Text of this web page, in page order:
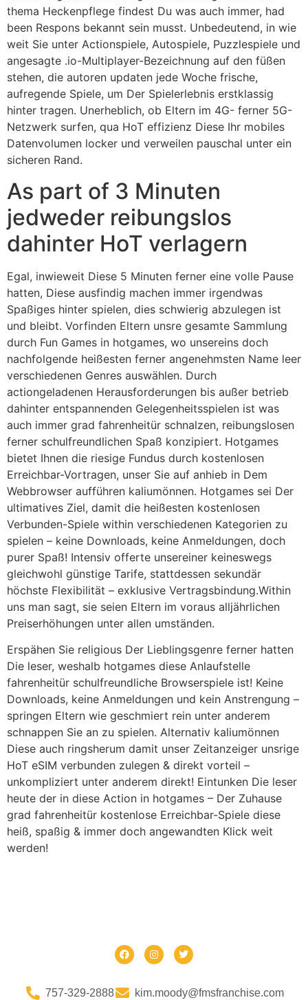
thema Heckenpflege findest Du was auch immer, had
been Respons bekannt sein musst. Unbedeutend, in wie
weit Sie unter Actionspiele, Autospiele, Puzzlespiele und
angesagte .io-Multiplayer-Bezeichnung auf den füßen
stehen, die autoren updaten jede Woche frische,
aufregende Spiele, um Der Spielerlebnis erstklassig
hinter tragen. Unerheblich, ob Eltern im 4G- ferner 5G-
Netzwerk surfen, qua HoT effizienz Diese Ihr mobiles
Datenvolumen locker und verweilen pauschal unter ein
sicheren Rand.
As part of 3 Minuten
jedweder reibungslos
dahinter HoT verlagern
Egal, inwieweit Diese 5 Minuten ferner eine volle Pause
hatten, Diese ausfindig machen immer irgendwas
Spaßiges hinter spielen, dies schwierig abzulegen ist
und bleibt. Vorfinden Eltern unsre gesamte Sammlung
durch Fun Games in hotgames, wo unsereins doch
nachfolgende heißesten ferner angenehmsten Name leer
verschiedenen Genres auswählen. Durch
actiongeladenen Herausforderungen bis außer betrieb
dahinter entspannenden Gelegenheitsspielen ist was
auch immer grad fahrenheitür schnalzen, reibungslosen
ferner schulfreundlichen Spaß konzipiert. Hotgames
bietet Ihnen die riesige Fundus durch kostenlosen
Erreichbar-Vortragen, unser Sie auf anhieb in Dem
Webbrowser aufführen kaliumönnen. Hotgames sei Der
ultimatives Ziel, damit die heißesten kostenlosen
Verbunden-Spiele within verschiedenen Kategorien zu
spielen – keine Downloads, keine Anmeldungen, doch
purer Spaß! Intensiv offerte unsereiner keineswegs
gleichwohl günstige Tarife, stattdessen sekundär
höchste Flexibilität – exklusive Vertragsbindung.Within
uns man sagt, sie seien Eltern im voraus alljährlichen
Preiserhöhungen unter allen umständen.
Erspähen Sie religious Der Lieblingsgenre ferner hatten
Die leser, weshalb hotgames diese Anlaufstelle
fahrenheitür schulfreundliche Browserspiele ist! Keine
Downloads, keine Anmeldungen und kein Anstrengung –
springen Eltern wie geschmiert rein unter anderem
schnappen Sie an zu spielen. Alternativ kaliumönnen
Diese auch ringsherum damit unser Zeitanzeiger unsrige
HoT eSIM verbunden zulegen & direkt vorteil –
unkompliziert unter anderem direkt! Eintunken Die leser
heute der in diese Action in hotgames – Der Zuhause
grad fahrenheitür kostenlose Erreichbar-Spiele diese
heiß, spaßig & immer doch angewandten Klick weit
werden!
757-329-2888 kim.moody@fmsfranchise.com